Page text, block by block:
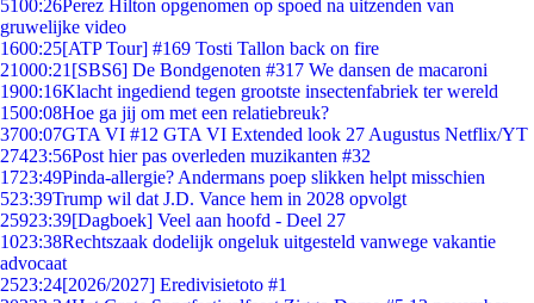
5100:26Perez Hilton opgenomen op spoed na uitzenden van
gruwelijke video
1600:25[ATP Tour] #169 Tosti Tallon back on fire
21000:21 [SBS6] De Bondgenoten #317 We dansen de macaroni
1900:16Klacht ingediend tegen grootste insectenfabriek ter wereld
1500:08Hoe ga jij om met een relatiebreuk?
3700:07GTA VI #12 GTA VI Extended look 27 Augustus Netflix/YT
27423:56Post hier pas overleden muzikanten #32
1723:49Pinda-allergie? Andermans poep slikken helpt misschien
523:39Trump wil dat J.D. Vance hem in 2028 opvolgt
25923:39[Dagboek] Veel aan hoofd - Deel 27
1023:38Rechtszaak dodelijk ongeluk uitgesteld vanwege vakantie
advocaat
2523:24[2026/2027] Eredivisietoto #1